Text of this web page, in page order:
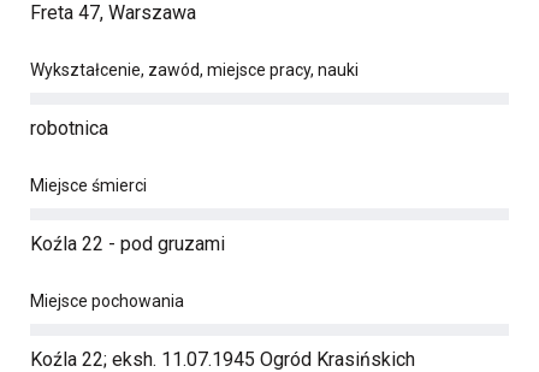
Freta 47, Warszawa
Wykształcenie, zawód, miejsce pracy, nauki
robotnica
Miejsce śmierci
Koźla 22 - pod gruzami
Miejsce pochowania
Koźla 22; eksh. 11.07.1945 Ogród Krasińskich